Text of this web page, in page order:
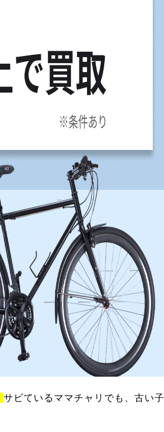
サビているママチャリでも、古い子